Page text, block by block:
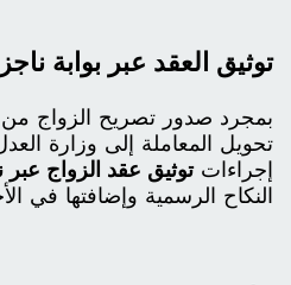
توثيق العقد عبر بوابة ناجز
بمجرد صدور تصريح الزواج من
تحويل المعاملة إلى وزارة
إجراءاتتوثيق عقد الزواج عبر
النكاح الرسمية وإضافتها في